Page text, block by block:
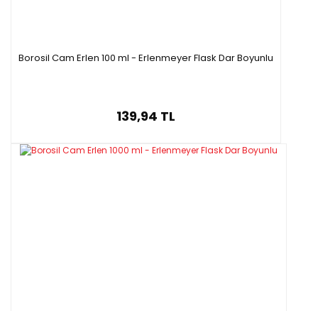
Borosil Cam Erlen 100 ml - Erlenmeyer Flask Dar Boyunlu
139,94 TL